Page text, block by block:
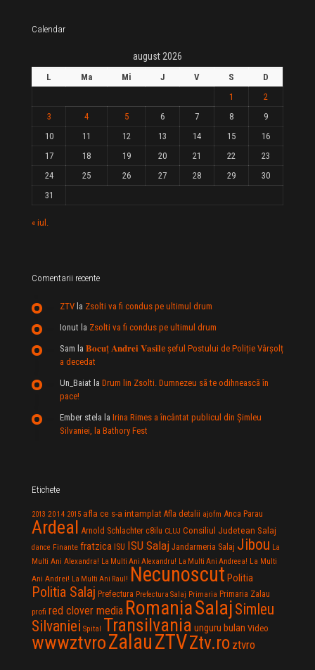
Calendar
august 2026
L Ma Mi J V S
D
1
2
3
4 5 6 7 8
9
10
11 12 13 14 15
16
17
18 19 20 21 22
23
24
25 26 27 28 29
30
31
« iul.
Comentarii recente
ZTV la Zsolti va fi condus pe ultimul drum
Ionut la Zsolti va fi condus pe ultimul drum
Sam la 𝐁𝐨𝐜𝐮ț 𝐀𝐧𝐝𝐫𝐞𝐢 𝐕𝐚𝐬𝐢𝐥e şeful Postului de Poliție Vârșolț
a decedat
Un_Baiat la Drum lin Zsolti. Dumnezeu sã te odihneascã în
pace!
Ember stela la Irina Rimes a încântat publicul din Şimleu
Silvaniei, la Bathory Fest
Etichete
2013 2014 2015 afla ce s-a intamplat Afla detalii ajofm Anca Parau
Ardeal Arnold Schlachter c8ilu CLUJ Consiliul Judetean Salaj
dance Finante fratzica ISU ISU Salaj Jandarmeria Salaj Jibou La
Multi Ani Alexandra! La Multi Ani Alexandru! La Multi Ani Andreea! La Multi
Ani Andrei! La Multi Ani Raul! Necunoscut Politia
Politia Salaj Prefectura Prefectura Salaj Primaria Primaria Zalau
profi red clover media RomaniaSalaj Simleu
Silvaniei Spital Transilvania unguru bulan Video
wwwztvroZalauZTVZtv.ro ztvro